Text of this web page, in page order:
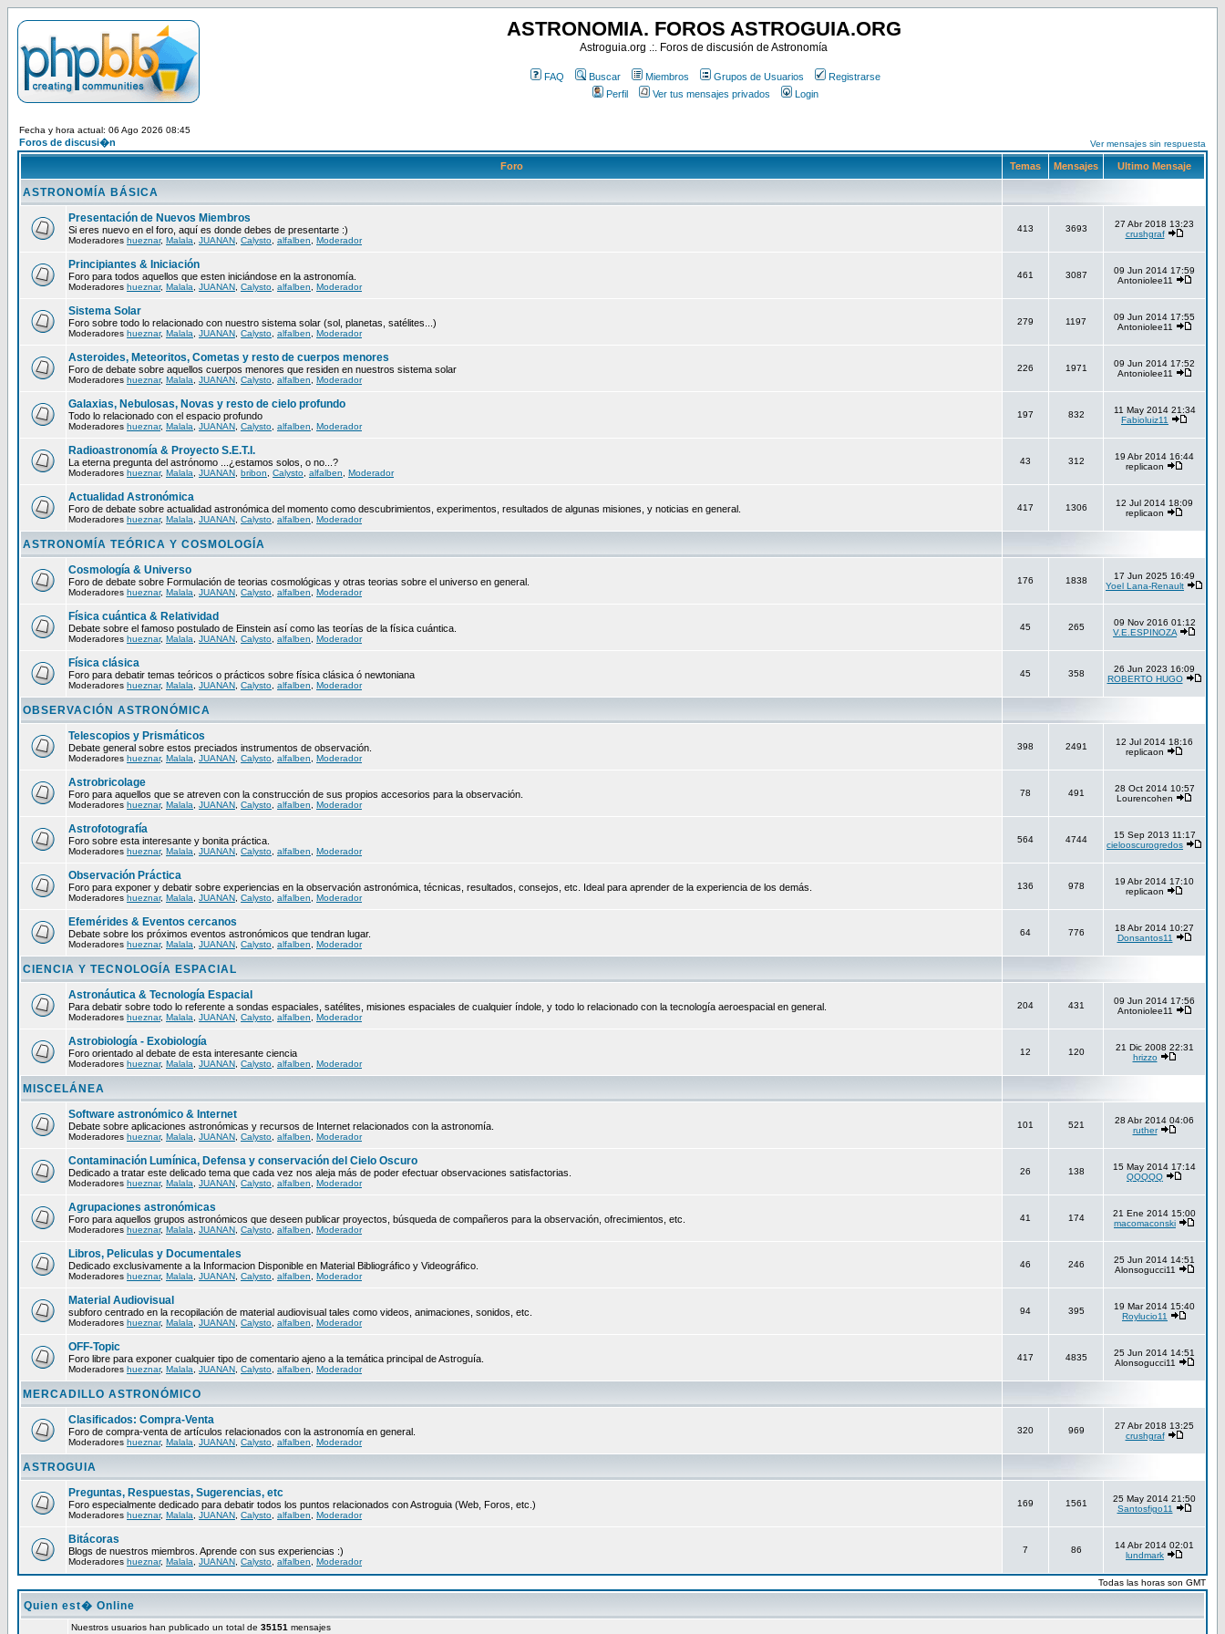
ASTRONOMIA. FOROS ASTROGUIA.ORG
Astroguia.org .:. Foros de discusión de Astronomía
FAQ Buscar Miembros Grupos de Usuarios
Registrarse
Perfil
Ver tus mensajes privados Login
Fecha y hora actual: 06 Ago 2026 08:45
Foros de discusi�n Ver mensajes sin respuesta
Foro Temas Mensajes Ultimo Mensaje
ASTRONOMÍA BÁSICA
Presentación de Nuevos Miembros
Si eres nuevo en el foro, aquí es donde debes de presentarte :)
Moderadores hueznar, Malala JUANAN Calysto alfalben Moderador
413 3693
27 Abr 2018 13:23
crushgraf
Principiantes & Iniciación
Foro para todos aquellos que esten iniciándose en la astronomía.
Moderadores hueznar, Malala JUANAN Calysto alfalben Moderador
461 3087
09 Jun 2014 17:59
Antoniolee11
Sistema Solar
Foro sobre todo lo relacionado con nuestro sistema solar (sol, planetas, satélites...)
Moderadores hueznar, Malala JUANAN Calysto alfalben Moderador
279 1197
09 Jun 2014 17:55
Antoniolee11
Asteroides, Meteoritos, Cometas y resto de cuerpos menores
Foro de debate sobre aquellos cuerpos menores que residen en nuestros sistema solar
Moderadores hueznar, Malala JUANAN Calysto alfalben Moderador
226 1971
09 Jun 2014 17:52
Antoniolee11
Galaxias, Nebulosas, Novas y resto de cielo profundo
Todo lo relacionado con el espacio profundo
Moderadores hueznar, Malala JUANAN Calysto alfalben Moderador
197 832
11 May 2014 21:34
Fabioluiz11
Radioastronomía & Proyecto S.E.T.I.
La eterna pregunta del astrónomo ...¿estamos solos, o no...?
Moderadores hueznar, Malala JUANAN bribon Calysto alfalben Moderador
43 312
19 Abr 2014 16:44
replicaon
Actualidad Astronómica
Foro de debate sobre actualidad astronómica del momento como descubrimientos, experimentos, resultados de algunas misiones, y noticias en general.
Moderadores hueznar, Malala JUANAN Calysto alfalben Moderador
417 1306
12 Jul 2014 18:09
replicaon
ASTRONOMÍA TEÓRICA Y COSMOLOGÍA
Cosmología & Universo
Foro de debate sobre Formulación de teorias cosmológicas y otras teorias sobre el universo en general.
Moderadores hueznar, Malala JUANAN Calysto alfalben Moderador
176 1838
17 Jun 2025 16:49
Yoel Lana-Renault
Física cuántica & Relatividad
Debate sobre el famoso postulado de Einstein así como las teorías de la física cuántica.
Moderadores hueznar, Malala JUANAN Calysto alfalben Moderador
45 265
09 Nov 2016 01:12
V.E.ESPINOZA
Física clásica
Foro para debatir temas teóricos o prácticos sobre física clásica ó newtoniana
Moderadores hueznar, Malala JUANAN Calysto alfalben Moderador
45 358
26 Jun 2023 16:09
ROBERTO HUGO
OBSERVACIÓN ASTRONÓMICA
Telescopios y Prismáticos
Debate general sobre estos preciados instrumentos de observación.
Moderadores hueznar, Malala JUANAN Calysto alfalben Moderador
398 2491
12 Jul 2014 18:16
replicaon
Astrobricolage
Foro para aquellos que se atreven con la construcción de sus propios accesorios para la observación.
Moderadores hueznar, Malala JUANAN Calysto alfalben Moderador
78 491
28 Oct 2014 10:57
Lourencohen
Astrofotografía
Foro sobre esta interesante y bonita práctica.
Moderadores hueznar, Malala JUANAN Calysto alfalben Moderador
564 4744
15 Sep 2013 11:17
cielooscurogredos
Observación Práctica
Foro para exponer y debatir sobre experiencias en la observación astronómica, técnicas, resultados, consejos, etc. Ideal para aprender de la experiencia de los demás.
Moderadores hueznar, Malala JUANAN Calysto alfalben Moderador
136 978
19 Abr 2014 17:10
replicaon
Efemérides & Eventos cercanos
Debate sobre los próximos eventos astronómicos que tendran lugar.
Moderadores hueznar, Malala JUANAN Calysto alfalben Moderador
64 776
18 Abr 2014 10:27
Donsantos11
CIENCIA Y TECNOLOGÍA ESPACIAL
Astronáutica & Tecnología Espacial
Para debatir sobre todo lo referente a sondas espaciales, satélites, misiones espaciales de cualquier índole, y todo lo relacionado con la tecnología aeroespacial en general.
Moderadores hueznar, Malala JUANAN Calysto alfalben Moderador
204 431
09 Jun 2014 17:56
Antoniolee11
Astrobiología - Exobiología
Foro orientado al debate de esta interesante ciencia
Moderadores hueznar, Malala JUANAN Calysto alfalben Moderador
12 120
21 Dic 2008 22:31
hrizzo
MISCELÁNEA
Software astronómico & Internet
Debate sobre aplicaciones astronómicas y recursos de Internet relacionados con la astronomía.
Moderadores hueznar, Malala JUANAN Calysto alfalben Moderador
101 521
28 Abr 2014 04:06
ruther
Contaminación Lumínica, Defensa y conservación del Cielo Oscuro
Dedicado a tratar este delicado tema que cada vez nos aleja más de poder efectuar observaciones satisfactorias.
Moderadores hueznar, Malala JUANAN Calysto alfalben Moderador
26 138
15 May 2014 17:14
QQQQQ
Agrupaciones astronómicas
Foro para aquellos grupos astronómicos que deseen publicar proyectos, búsqueda de compañeros para la observación, ofrecimientos, etc.
Moderadores hueznar, Malala JUANAN Calysto alfalben Moderador
41 174
21 Ene 2014 15:00
macomaconski
Libros, Peliculas y Documentales
Dedicado exclusivamente a la Informacion Disponible en Material Bibliográfico y Videográfico.
Moderadores hueznar, Malala JUANAN Calysto alfalben Moderador
46 246
25 Jun 2014 14:51
Alonsogucci11
Material Audiovisual
subforo centrado en la recopilación de material audiovisual tales como videos, animaciones, sonidos, etc.
Moderadores hueznar, Malala JUANAN Calysto alfalben Moderador
94 395
19 Mar 2014 15:40
Roylucio11
OFF-Topic
Foro libre para exponer cualquier tipo de comentario ajeno a la temática principal de Astroguía.
Moderadores hueznar, Malala JUANAN Calysto alfalben Moderador
417 4835
25 Jun 2014 14:51
Alonsogucci11
MERCADILLO ASTRONÓMICO
Clasificados: Compra-Venta
Foro de compra-venta de artículos relacionados con la astronomía en general.
Moderadores hueznar, Malala JUANAN Calysto alfalben Moderador
320 969
27 Abr 2018 13:25
crushgraf
ASTROGUIA
Preguntas, Respuestas, Sugerencias, etc
Foro especialmente dedicado para debatir todos los puntos relacionados con Astroguia (Web, Foros, etc.)
Moderadores hueznar, Malala JUANAN Calysto alfalben Moderador
169 1561
25 May 2014 21:50
Santosfigo11
Bitácoras
Blogs de nuestros miembros. Aprende con sus experiencias :)
Moderadores hueznar, Malala JUANAN Calysto alfalben Moderador
7 86
14 Abr 2014 02:01
lundmark
Todas las horas son GMT
Quien est� Online
Nuestros usuarios han publicado un total de 35151 mensajes